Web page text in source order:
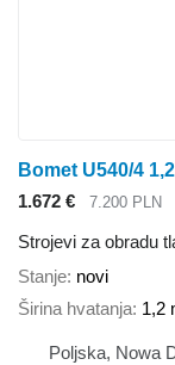
Bomet U540/4
1.672 €
7.200 PLN
Strojevi za obradu
Stanje novi
Širina hvatanja 1,2
Poljska, Nowa